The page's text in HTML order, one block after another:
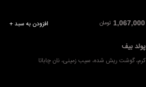
افزودن به سبد + 1,067,000 تومان
پولد بیف
کرم، گوشت ریش شده، سیب زمینی، نان چاباتا